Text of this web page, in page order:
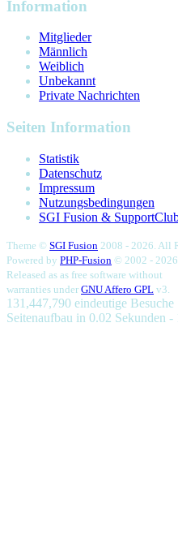
Information
Mitglieder
Männlich
Weiblich
Unbekannt
Private Nachrichten
Seiten Information
Statistik
Datenschutz
Impressum
Nutzungsbedingungen
SGI Fusion &
Theme © SGI Fusion 2008 - 2026. All
Powered by PHP-Fusion © 2002 -
Released as as free software without
warranties under GNU Affero GPL v3.
131,447,790 eindeutige Besuche
Seitenaufbau in 0.02 Sekunden